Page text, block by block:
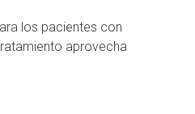
los pacientes con
aprovecha